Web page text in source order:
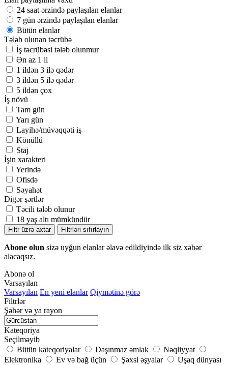
24 saat ərzində paylaşılan elanlar
7 gün ərzində paylaşılan elanlar
Bütün elanlar
Tələb olunan təcrübə
İş təcrübəsi tələb olunmur
Ən az 1 il
1 ildən 3 ilə qədər
3 ildən 5 ilə qədər
5 ildən çox
İş növü
Tam gün
Yarı gün
Layihə/müvəqqəti iş
Könüllü
Staj
İşin xarakteri
Yerində
Ofisdə
Səyahət
Digər şərtlər
Təcili tələb olunur
18 yaş altı mümkündür
Filtr üzrə axtar Filtrləri sıfırlayın
Abone olun sizə uyğun elanlar əlavə edildiyində ilk siz xəbər
alacaqsız.
Abonə ol
Varsayılan
Varsayılan En yeni elanlar Qiymətinə görə
Filtrlər
Şəhər və ya rayon
Kateqoriya
Seçilməyib
Bütün kateqoriyalar
Daşınmaz əmlak
Nəqliyyat
Elektronika
Ev və bağ üçün Şəxsi əşyalar
Uşaq dünyası